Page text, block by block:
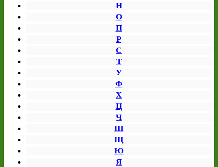
Н
О
П
Р
С
Т
У
Ф
Х
Ц
Ч
Ш
Щ
Ю
Я